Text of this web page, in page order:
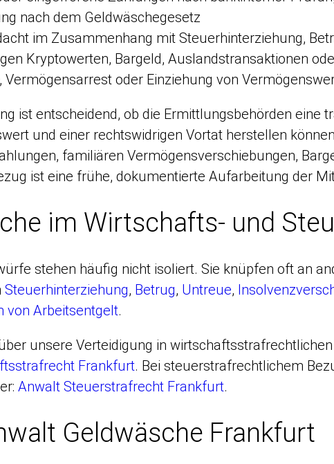
nach dem Geldwäschegesetz
im Zusammenhang mit Steuerhinterziehung,
Kryptowerten, Bargeld, Auslandstransaktionen
Vermögensarrest oder Einziehung von
ist entscheidend, ob die Ermittlungsbehörden eine
und einer rechtswidrigen Vortat herstellen
familiären Vermögensverschiebungen,
ist eine frühe, dokumentierte Aufarbeitung der
im Wirtschafts- und
stehen häufig nicht isoliert. Sie knüpfen oft an
Steuerhinterziehung, Betrug, Untreue,
von Arbeitsentgelt.
unsere Verteidigung in
Frankfurt. Bei steuerstrafrechtlichem
Anwalt Steuerstrafrecht Frankfurt.
Geldwäsche Frankfurt